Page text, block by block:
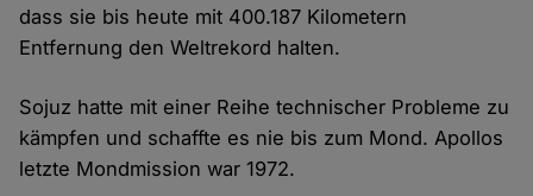
dass sie bis heute mit 400.187 Kilometern
Entfernung den Weltrekord halten.
Sojuz hatte mit einer Reihe technischer Probleme zu
kämpfen und schaffte es nie bis zum Mond. Apollos
letzte Mondmission war 1972.